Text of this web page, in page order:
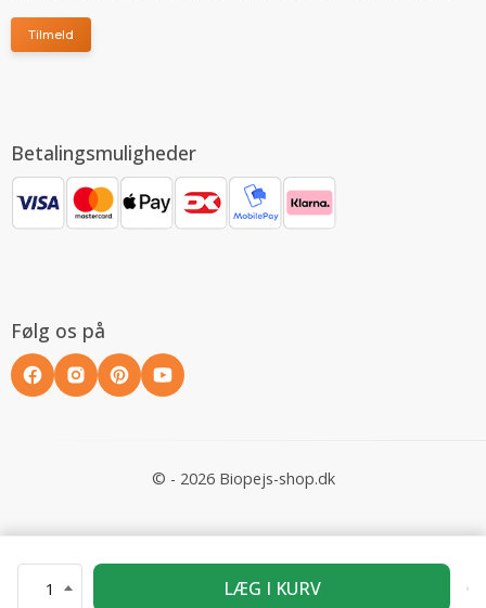
1 LÆG I KURV
Tilmeld
Betalingsmuligheder
Følg os på
© - 2026 Biopejs-shop.dk